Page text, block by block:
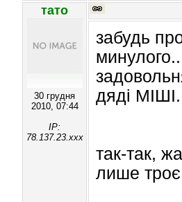
тато
30 грудня
2010, 07:44
IP:
78.137.23.xxx
забудь
дяді
так-так,
лише